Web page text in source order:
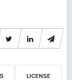
LICENSE